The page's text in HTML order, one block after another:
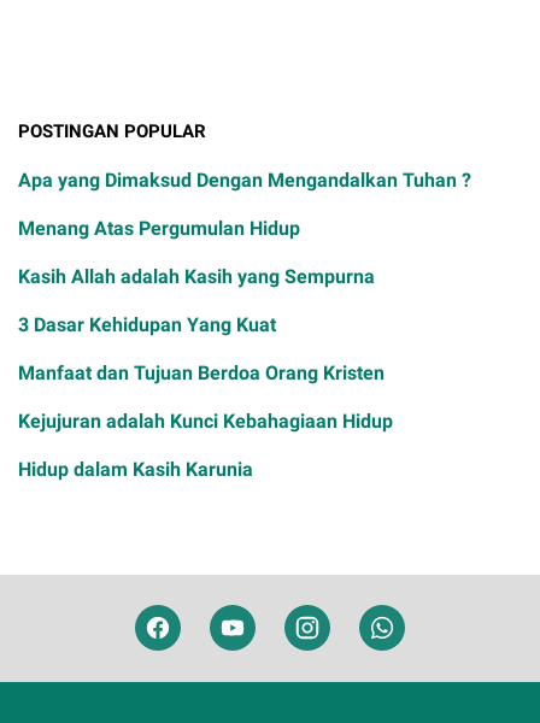
POSTINGAN POPULAR
Apa yang Dimaksud Dengan Mengandalkan Tuhan ?
Menang Atas Pergumulan Hidup
Kasih Allah adalah Kasih yang Sempurna
3 Dasar Kehidupan Yang Kuat
Manfaat dan Tujuan Berdoa Orang Kristen
Kejujuran adalah Kunci Kebahagiaan Hidup
Hidup dalam Kasih Karunia